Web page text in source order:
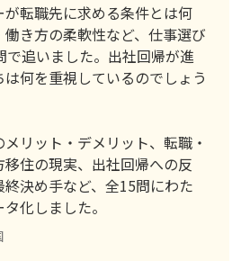
が転職先に求める条件とは何
き方の柔軟性など、仕事選び
で追いました。出社回帰が進
何を重視しているのでしょう
リット・デメリット、転職・
住の現実、出社回帰への反
決め手など、全15問にわた
化しました。